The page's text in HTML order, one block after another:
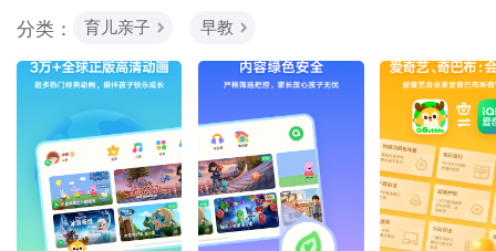
分类：
育儿亲子 早教